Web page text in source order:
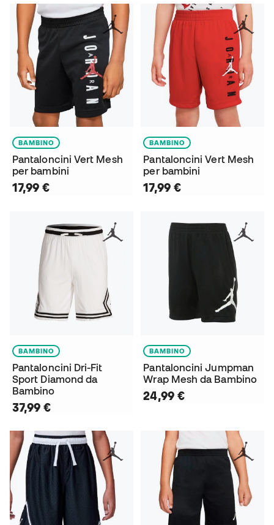
BAMBINO
Pantaloncini Vert Mesh
per bambini
17,99 €
BAMBINO
Pantaloncini Vert Mesh
per bambini
17,99 €
BAMBINO
Pantaloncini Dri-Fit
Sport Diamond da
Bambino
37,99 €
BAMBINO
Pantaloncini Jumpman
Wrap Mesh da Bambino
24,99 €